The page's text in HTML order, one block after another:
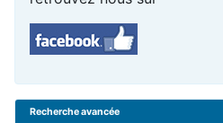
Recherche avancée